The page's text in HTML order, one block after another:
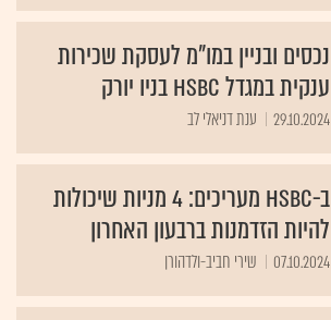
נכסים ובניין במו"מ לעסקת שכירות
ענקית במגדל HSBC בניו יורק
29.10.2024 ענת דניאלי לב
ב-HSBC מעריכים: 4 מניות שיכולות
להיות הזדמנות ברבעון האחרון
07.10.2024 שירי חביב-ולדהורן